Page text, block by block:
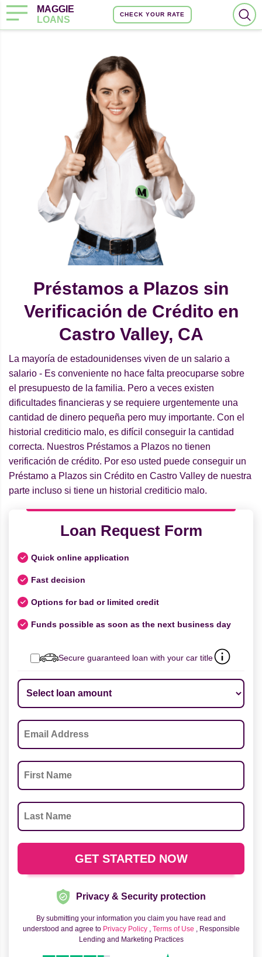
MAGGIE
LOANS
CHECK YOUR RATE
Préstamos a Plazos sin
Verificación de Crédito en
Castro Valley, CA
La mayoría de estadounidenses viven de un salario a
salario - Es conveniente no hace falta preocuparse sobre
el presupuesto de la familia. Pero a veces existen
dificultades financieras y se requiere urgentemente una
cantidad de dinero pequeña pero muy importante. Con el
historial crediticio malo, es difícil conseguir la cantidad
correcta. Nuestros Préstamos a Plazos no tienen
verificación de crédito. Por eso usted puede conseguir un
Préstamo a Plazos sin Crédito en Castro Valley de nuestra
parte incluso si tiene un historial crediticio malo.
Loan Request Form
Quick online application
Fast decision
Options for bad or limited credit
Funds possible as soon as the next business day
Secure guaranteed loan with your car title
Privacy & Security protection
By submitting your information you claim you have read and
understood and agree to Privacy Policy , Terms of Use , Responsible
Lending and Marketing Practices